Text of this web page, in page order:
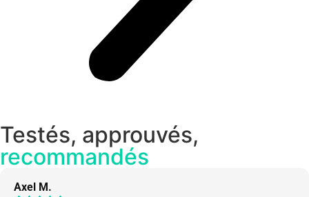
Testés, approuvés,
recommandés
Axel M.